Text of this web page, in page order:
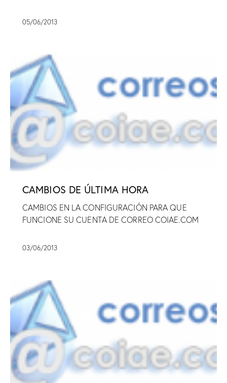
05/06/2013
CAMBIOS DE ÚLTIMA HORA
CAMBIOS EN LA CONFIGURACIÓN PARA QUE
FUNCIONE SU CUENTA DE CORREO COIAE.COM
03/06/2013